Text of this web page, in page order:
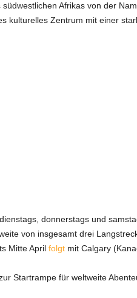
Afrikas von der
kulturelles Zentrum mit einer
donnerstags und
von insgesamt drei
Mitte April folgt mit Calgary
Startrampe für weltweite